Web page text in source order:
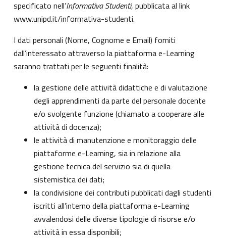
specificato nell’Informativa Studenti, pubblicata al link
www.unipd.it/informativa-studenti.
I dati personali (Nome, Cognome e Email) forniti
dall’interessato attraverso la piattaforma e-Learning
saranno trattati per le seguenti finalità:
la gestione delle attività didattiche e di valutazione
degli apprendimenti da parte del personale docente
e/o svolgente funzione (chiamato a cooperare alle
attività di docenza);
le attività di manutenzione e monitoraggio delle
piattaforme e-Learning, sia in relazione alla
gestione tecnica del servizio sia di quella
sistemistica dei dati;
la condivisione dei contributi pubblicati dagli studenti
iscritti all’interno della piattaforma e-Learning
avvalendosi delle diverse tipologie di risorse e/o
attività in essa disponibili;